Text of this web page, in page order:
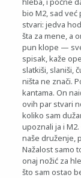
bio M2, sad
stvari: jedva
šta za mene, a
pun klope —
spisak, kaže
slatkiši, slaniši,
ništa ne znači.
kantama. On
ovih par stvari
koliko sam
upoznali ja i
naše druženje,
Nažalost samo
onaj nožić za
što sam ostao